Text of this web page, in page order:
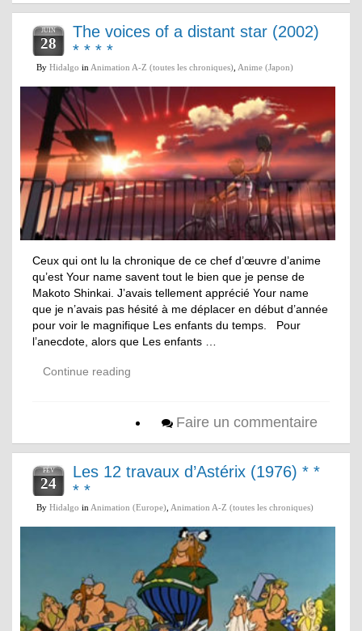
JUIN
28
The voices of a distant star (2002)
* * * *
By Hidalgo in Animation A-Z (toutes les chroniques) Anime (Japon)
Ceux qui ont lu la chronique de ce chef d’œuvre d’anime
qu’est Your name savent tout le bien que je pense de
Makoto Shinkai. J’avais tellement apprécié Your name
que je n’avais pas hésité à me déplacer en début d’année
pour voir le magnifique Les enfants du temps. Pour
l’anecdote, alors que Les enfants …
Continue reading
Faire un commentaire
FÉV
24
Les 12 travaux d’Astérix (1976) * *
* *
By Hidalgo in Animation (Europe) Animation A-Z (toutes les chroniques)